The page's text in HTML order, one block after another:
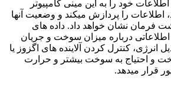
خود را به این مینی کامپیوتر
اطلاعات را پردازش میکند و وضعیت آنها
فرمان نشان خواهد داد. داده های
اطلاعاتی درباره میزان سوخت و جریان
انرژی، کنترل کردن آلاینده های اگزوز یا
و احتیاج به سوخت بیشتر و حرارت
قرار میدهد.